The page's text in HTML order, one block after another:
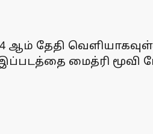
ஆம் தேதி
மைத்ரி மூவி